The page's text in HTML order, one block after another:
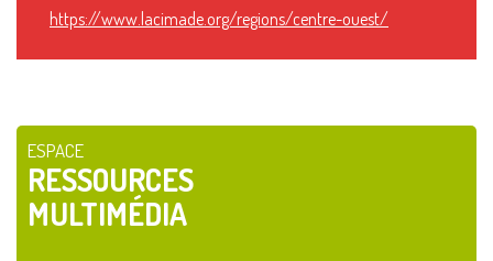
https://www.lacimade.org/regions/centre-ouest/
ESPACE
RESSOURCES
MULTIMÉDIA